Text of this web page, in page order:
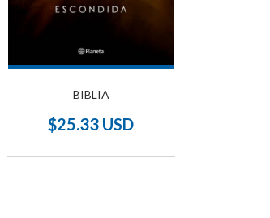
BIBLIA
$25.33 USD